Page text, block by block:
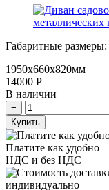
Габаритные размеры:
1950х660х820мм
14000 Р
В наличии
Купить
Платите как удобно
НДС и без НДС